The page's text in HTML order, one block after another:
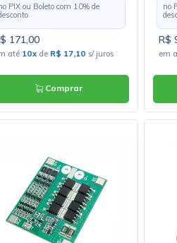
PIX ou Boleto com 10% de
171,00
até 10x de R$ 17,10 s/ juros
Comprar
no
R$
em